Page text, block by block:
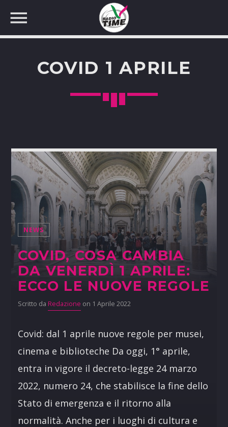
COVID 1 APRILE
NEWS
COVID, COSA CAMBIA
DA VENERDÌ 1 APRILE:
ECCO LE NUOVE REGOLE
Scritto da Redazione on 1 Aprile 2022
Covid: dal 1 aprile nuove regole per musei,
cinema e biblioteche Da oggi, 1° aprile,
entra in vigore il decreto-legge 24 marzo
2022, numero 24, che stabilisce la fine dello
Stato di emergenza e il ritorno alla
normalità. Anche per i luoghi di cultura e